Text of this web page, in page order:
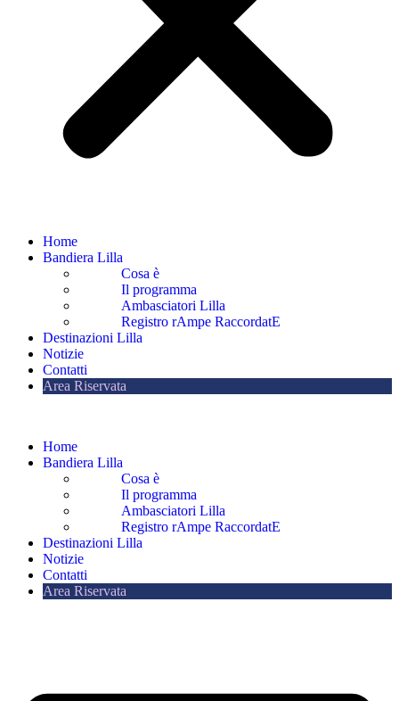
Home
Bandiera Lilla
Cosa è
Il programma
Ambasciatori Lilla
Registro rAmpe RaccordatE
Destinazioni Lilla
Notizie
Contatti
Area Riservata
Home
Bandiera Lilla
Cosa è
Il programma
Ambasciatori Lilla
Registro rAmpe RaccordatE
Destinazioni Lilla
Notizie
Contatti
Area Riservata